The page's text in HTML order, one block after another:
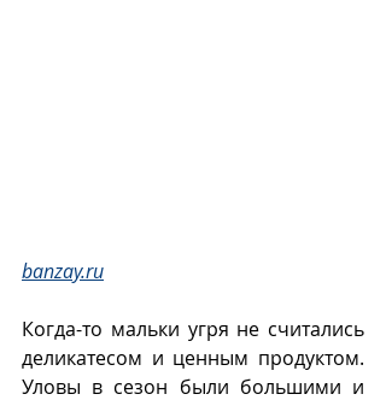
banzay.ru
Когда-то мальки угря не считались
деликатесом и ценным продуктом.